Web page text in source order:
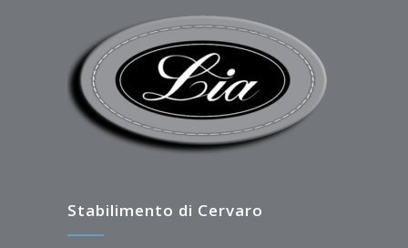
Stabilimento di Cervaro